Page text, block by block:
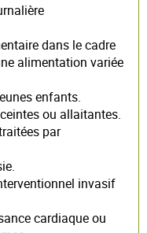
dans le cadre
alimentation variée
enfants.
ou allaitantes.
par
invasif
cardiaque ou